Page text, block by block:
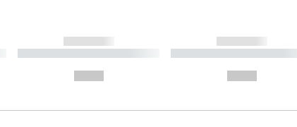
------------
----------- ----------- ----------
------------
----------- -----------